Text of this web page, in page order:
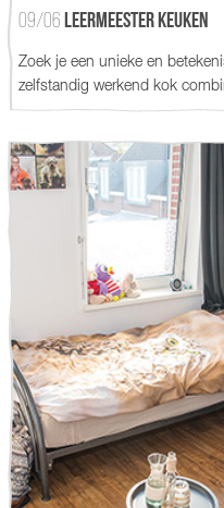
09/06Leermeester Keuken
Zoek je een unieke en
zelfstandig werkend kok